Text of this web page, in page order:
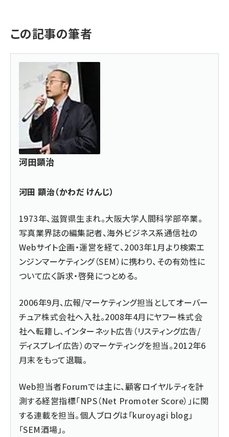
この記事の筆者
河田顕治
河田 顕治（かわだ けんじ）
1973年、滋賀県生まれ。大阪大学人間科学部卒業。
写真業界誌の編集記者、海外ビジネス系通信社の
Webサイト企画・運営を経て、2003年1月より検索エ
ンジンマーケティング（SEM）に携わり、その有効性に
ついて広く訴求・啓発につとめる。
2006年9月、広報/マーケティング担当としてオーバー
チュア株式会社へ入社。2008年4月にヤフー株式会
社へ転籍し、インターネット広告（リスティング広告/
ディスプレイ広告）のマーケティングを担当。2012年6
月末をもって退職。
Web担当者Forumでは主に、顧客ロイヤルティを計
測する経営指標「NPS（Net Promoter Score）」に関
する連載を担当。個人ブログは「kuroyagi blog」
「SEM酒場」。